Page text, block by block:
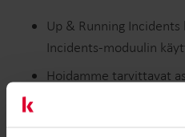
Up & Running
Incidents-moduulin
Hoidamme tarvittavat
työkalun käytössä – ja